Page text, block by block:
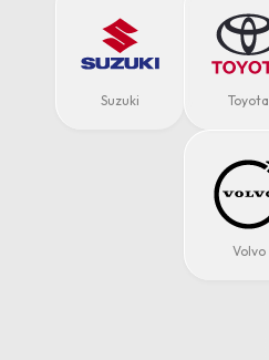
Suzuki Toyota
Volvo